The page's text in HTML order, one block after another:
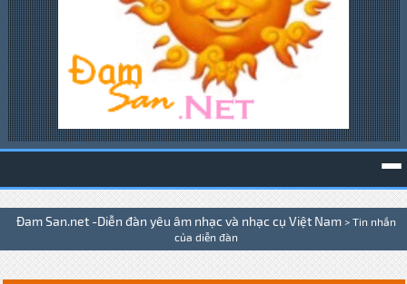
Đam San.net -Diễn đàn yêu âm nhạc và nhạc cụ Việt Nam > Tin nhắn
của diễn đàn